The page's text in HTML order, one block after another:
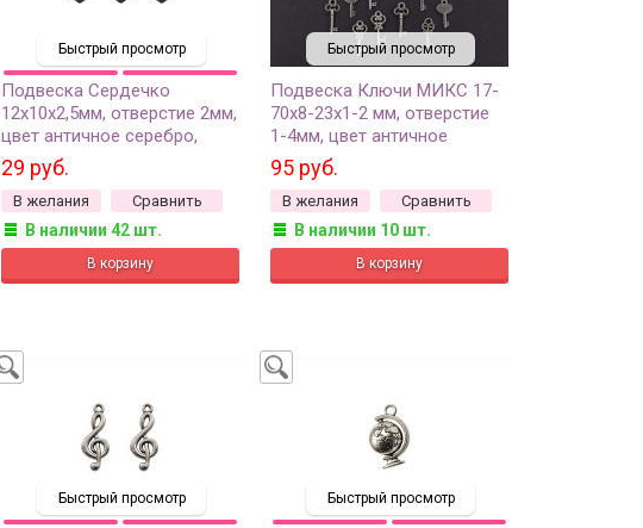
Быстрый просмотр
Подвеска Сердечко
12х10х2,5мм, отверстие 2мм,
цвет античное серебро,
сплав металлов, 22-050, 3шт
29 руб.
В желания Сравнить
В наличии 42 шт.
Быстрый просмотр
Подвеска Ключи МИКС 17-
70х8-23х1-2 мм, отверстие
1-4мм, цвет античное
серебро, сплав металлов,
22-245, 10г (около 4-10шт)
95 руб.
В желания Сравнить
В наличии 10 шт.
Быстрый просмотр Быстрый просмотр